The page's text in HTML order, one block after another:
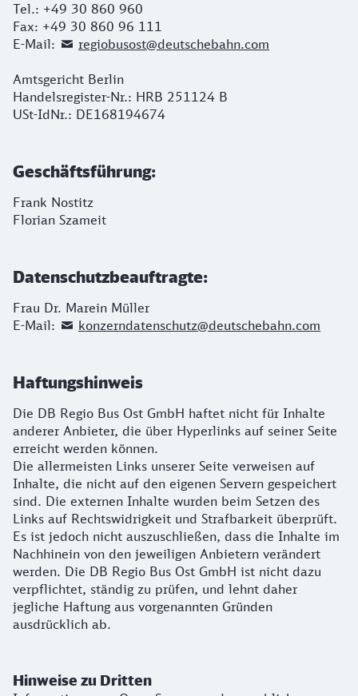
Tel.: +49 30 860 960
Fax: +49 30 860 96 111
E-Mail:
regiobusost@deutschebahn.com
Amtsgericht Berlin
Handelsregister-Nr.: HRB 251124 B
USt-IdNr.: DE168194674
Geschäftsführung:
Frank Nostitz
Florian Szameit
Datenschutzbeauftragte:
Frau Dr. Marein Müller
E-Mail:
konzerndatenschutz@deutschebahn.com
Haftungshinweis
Die DB Regio Bus Ost GmbH haftet nicht für Inhalte
anderer Anbieter, die über Hyperlinks auf seiner Seite
erreicht werden können.
Die allermeisten Links unserer Seite verweisen auf
Inhalte, die nicht auf den eigenen Servern gespeichert
sind. Die externen Inhalte wurden beim Setzen des
Links auf Rechtswidrigkeit und Strafbarkeit überprüft.
Es ist jedoch nicht auszuschließen, dass die Inhalte im
Nachhinein von den jeweiligen Anbietern verändert
werden. Die DB Regio Bus Ost GmbH ist nicht dazu
verpflichtet, ständig zu prüfen, und lehnt daher
jegliche Haftung aus vorgenannten Gründen
ausdrücklich ab.
Hinweise zu Dritten